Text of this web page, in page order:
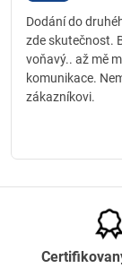
Dodání do
zde skutečnost.
voňavý.. až mě
komunikace.
zákazníkovi.